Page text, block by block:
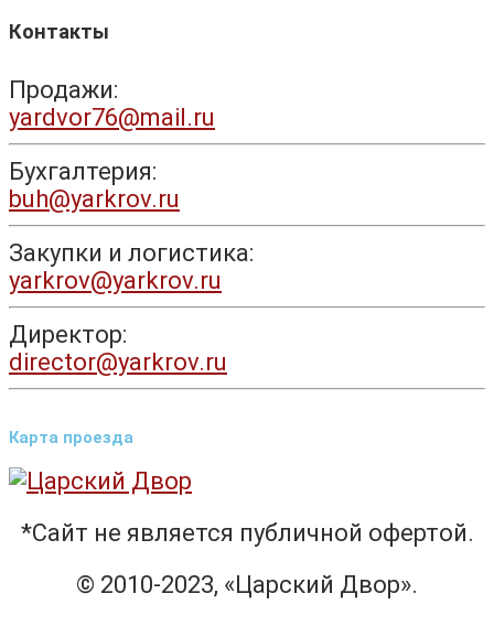
Контакты
Продажи:
yardvor76@mail.ru
Бухгалтерия:
buh@yarkrov.ru
Закупки и логистика:
yarkrov@yarkrov.ru
Директор:
director@yarkrov.ru
Карта проезда
*Сайт не является публичной офертой.
© 2010-2023, «Царский Двор».